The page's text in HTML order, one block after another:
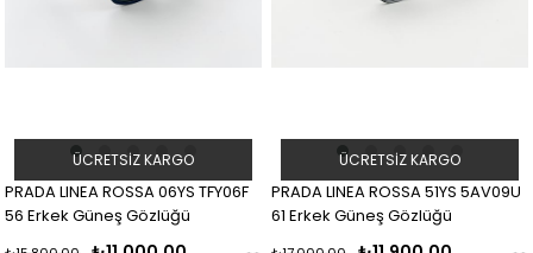
PRADA LINEA ROSSA 06YS TFY06F
56 Erkek Güneş Gözlüğü
ÜCRETSIZ KARGO
PRADA LINEA ROSSA 51YS 5AV09U
61 Erkek Güneş Gözlüğü
ÜCRETSIZ KARGO